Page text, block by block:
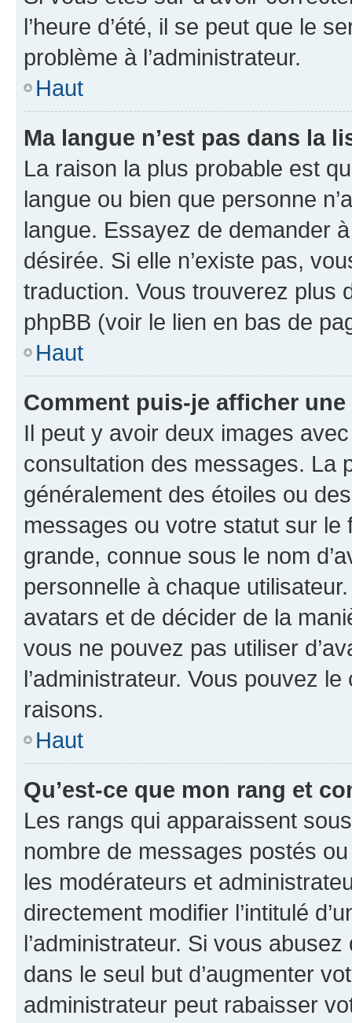
l’heure d’été, il se peut que le
problème à l’administrateur.
Haut
Ma langue n’est pas dans la
La raison la plus probable est
langue ou bien que personne
langue. Essayez de demander
désirée. Si elle n’existe pas,
traduction. Vous trouverez plus
phpBB (voir le lien en bas de
Haut
Comment puis-je afficher
Il peut y avoir deux images
consultation des messages. La
généralement des étoiles ou
messages ou votre statut sur
grande, connue sous le nom
personnelle à chaque utilisateur.
avatars et de décider de la
vous ne pouvez pas utiliser
l’administrateur. Vous pouvez
raisons.
Haut
Qu’est-ce que mon rang et
Les rangs qui apparaissent
nombre de messages postés
les modérateurs et
directement modifier l’intitulé
l’administrateur. Si vous
dans le seul but d’augmenter
administrateur peut rabaisser